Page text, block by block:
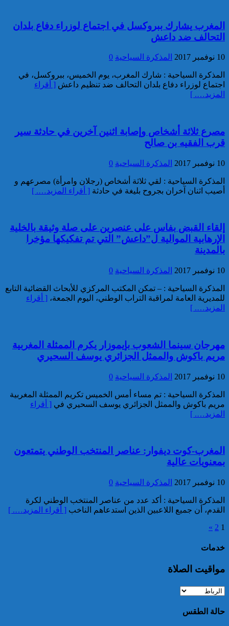
إحباط مخطط إرهابي بالغ
الخطورة كان يستهدف المغرب
بتكليف وتحريض مباشر من قيادي
بارز في تنظيم “داعش” بمنطقة
توقيف مواطن فرنسي من أصول
تونسية موضوع أمر دولي بإلقاء
القبض صادر عن السلطات
إيفاد لجنة للبحث في ملابسات
وفاة 5 أشخاص بورش بناء سد
المختار السوسي
توقيف مواطن أجنبي مبحوث عنه
بموجب أمر دولي بإلقاء القبض
بمراكش
إدارة السجن المحلي واد زم تفند
مزاعم بخصوص وفاة سجين
المغرب يشارك ببروكسل في اجتماع لوزراء دفاع بلدان
التحالف ضد داعش
10 نوفمبر 2017 المذكرة السياحية 0
المذكرة السياحية : شارك المغرب، يوم الخميس، ببروكسل، في
اجتماع لوزراء دفاع بلدان التحالف ضد تنظيم داعش [ أقراء
المزيد…. ]
مصرع ثلاثة أشخاص وإصابة اثنين آخرين في حادثة سير
قرب الفقيه بن صالح
10 نوفمبر 2017 المذكرة السياحية 0
المذكرة السياحية : لقي ثلاثة أشخاص (رجلان وامرأة) مصرعهم و
أصيب اثنان آخران بجروح بليغة في حادثة [ أقراء المزيد…. ]
إلقاء القبض بفاس على عنصرين على صلة وثيقة بالخلية
الإرهابية الموالية ل”داعش” التي تم تفكيكها مؤخرا
بالمدينة
10 نوفمبر 2017 المذكرة السياحية 0
المذكرة السياحية : – تمكن المكتب المركزي للأبحاث القضائية التابع
للمديرية العامة لمراقبة التراب الوطني، اليوم الجمعة، [ أقراء
المزيد…. ]
مهرجان سينما الشعوب بإيموزار يكرم الممثلة المغربية
مريم باكوش والممثل الجزائري يوسف السحيري
10 نوفمبر 2017 المذكرة السياحية 0
المذكرة السياحية : تم مساء أمس الخميس تكريم الممثلة المغربية
مريم باكوش والممثل الجزائري يوسف السحيري في [ أقراء
المزيد…. ]
المغرب-كوت ديفوار: عناصر المنتخب الوطني يتمتعون
بمعنويات عالية
10 نوفمبر 2017 المذكرة السياحية 0
المذكرة السياحية : أكد عدد من عناصر المنتخب الوطني لكرة
القدم، أن جميع اللاعبين الذين استدعاهم الناخب [ أقراء المزيد…. ]
1
2
»
خدمات
مواقيت الصلاة
حالة الطقس